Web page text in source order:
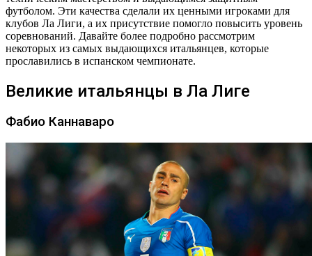
футболом. Эти качества сделали их ценными игроками для
клубов Ла Лиги, а их присутствие помогло повысить уровень
соревнований. Давайте более подробно рассмотрим
некоторых из самых выдающихся итальянцев, которые
прославились в испанском чемпионате.
Великие итальянцы в Ла Лиге
Фабио Каннаваро